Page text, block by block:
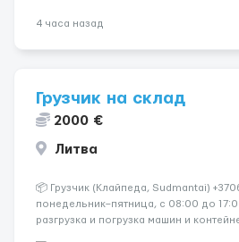
4 часа назад
Грузчик на склад
2000 €
Литва
📦 Грузчик (Клайпеда, Sudmantai)
понедельник–пятница, с 08:00 до
разгрузка и погрузка машин и